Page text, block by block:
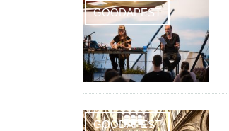
GOODAPEST
GOODAPEST